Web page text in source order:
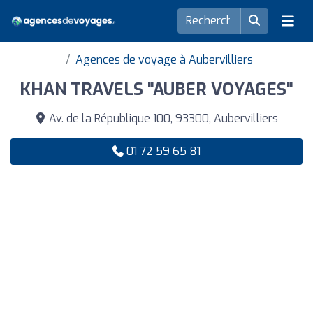
Agences de voyage à Aubervilliers
KHAN TRAVELS "AUBER VOYAGES"
Av. de la République 100, 93300, Aubervilliers
01 72 59 65 81